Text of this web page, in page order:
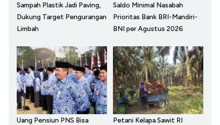
Sampah Plastik Jadi Paving,
Dukung Target Pengurangan
Limbah
Saldo Minimal Nasabah
Prioritas Bank BRI-Mandiri-
BNI per Agustus 2026
Uang Pensiun PNS Bisa
Petani Kelapa Sawit RI